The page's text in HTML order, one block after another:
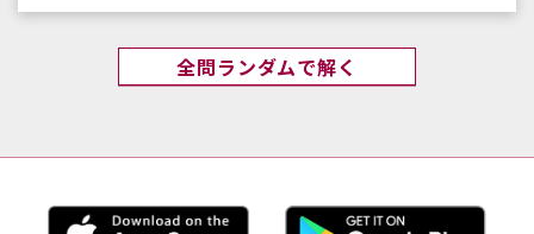
全問ランダムで解く